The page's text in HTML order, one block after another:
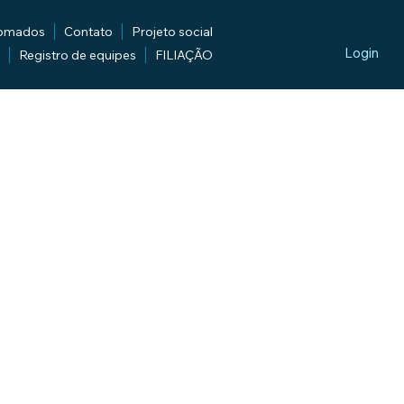
Contato
Projeto social
Registro de equipes
FILIAÇÃO Login